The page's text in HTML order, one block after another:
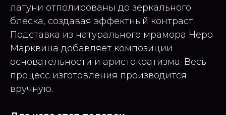
латуни отполированы до зеркального
блеска, создавая эффектный контраст.
Подставка из натурального мрамора Неро
Марквина добавляет композиции
основательности и аристократизма. Весь
процесс изготовления производится
вручную.